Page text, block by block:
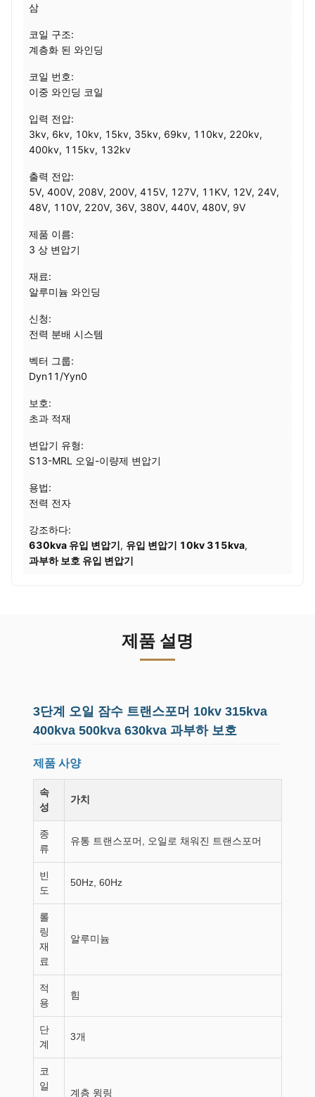
삼
코일 구조:
계층화 된 와인딩
코일 번호:
이중 와인딩 코일
입력 전압:
3kv, 6kv, 10kv, 15kv, 35kv, 69kv, 110kv, 220kv,
400kv, 115kv, 132kv
출력 전압:
5V, 400V, 208V, 200V, 415V, 127V, 11KV, 12V, 24V,
48V, 110V, 220V, 36V, 380V, 440V, 480V, 9V
제품 이름:
3 상 변압기
재료:
알루미늄 와인딩
신청:
전력 분배 시스템
벡터 그룹:
Dyn11/Yyn0
보호:
초과 적재
변압기 유형:
S13-MRL 오일-이량제 변압기
용법:
전력 전자
강조하다:
630kva 유입 변압기, 유입 변압기 10kv 315kva,
과부하 보호 유입 변압기
제품 설명
3단계 오일 잠수 트랜스포머 10kv 315kva
400kva 500kva 630kva 과부하 보호
제품 사양
속
성
가치
종
류
유통 트랜스포머, 오일로 채워진 트랜스포머
빈
도
50Hz, 60Hz
롤
링
재
료
알루미늄
적
용
힘
단
계
3개
코
일
계층 윙링